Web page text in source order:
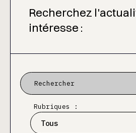
Recherchez
intéresse :
Rubriques :